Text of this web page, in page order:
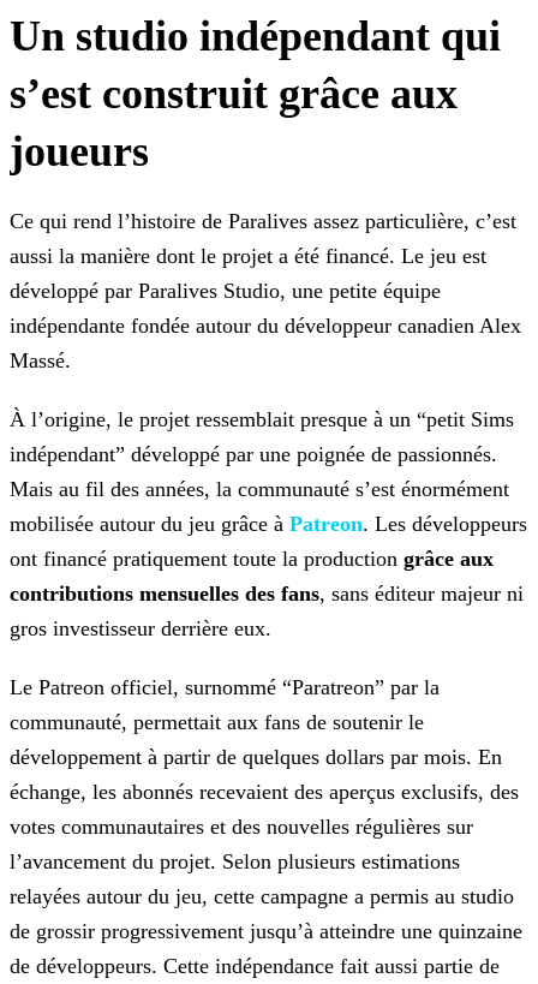
Un studio indépendant qui
s’est construit grâce aux
joueurs
Ce qui rend l’histoire de Paralives assez particulière, c’est
aussi la manière dont le projet a été financé. Le jeu est
développé par Paralives Studio, une petite équipe
indépendante fondée autour du développeur canadien Alex
Massé.
À l’origine, le projet ressemblait presque à un “petit Sims
indépendant” développé par une poignée de passionnés.
Mais au fil des années, la communauté s’est énormément
mobilisée autour du jeu grâce à Patreon. Les développeurs
ont financé pratiquement toute la production grâce aux
contributions mensuelles des fans, sans éditeur majeur ni
gros investisseur derrière eux.
Le Patreon officiel, surnommé “Paratreon” par la
communauté, permettait aux fans de soutenir le
développement à partir de quelques dollars par mois. En
échange, les abonnés recevaient des aperçus exclusifs, des
votes communautaires et des nouvelles régulières sur
l’avancement du projet. Selon plusieurs estimations
relayées autour du jeu, cette campagne a permis au studio
de grossir progressivement jusqu’à atteindre une quinzaine
de développeurs. Cette indépendance fait aussi partie de